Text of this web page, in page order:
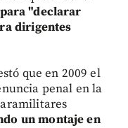
"declarar
dirigentes
que en 2009 el
penal en la
un montaje en